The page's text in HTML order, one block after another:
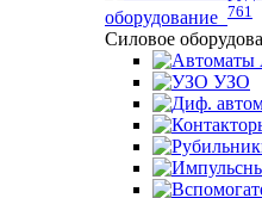
оборудование 761
Силовое
УЗО